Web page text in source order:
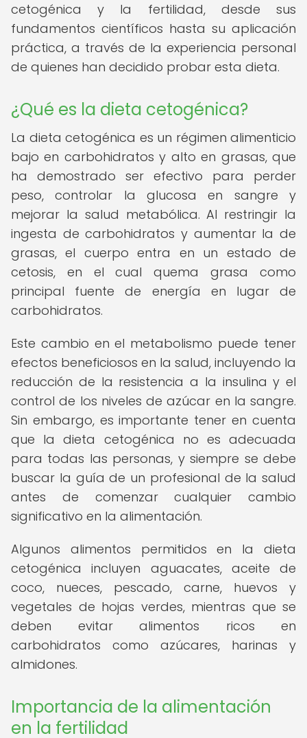
cetogénica y la fertilidad, desde sus
fundamentos científicos hasta su aplicación
práctica, a través de la experiencia personal
de quienes han decidido probar esta dieta.
¿Qué es la dieta cetogénica?
La dieta cetogénica es un régimen alimenticio
bajo en carbohidratos y alto en grasas, que
ha demostrado ser efectivo para perder
peso, controlar la glucosa en sangre y
mejorar la salud metabólica. Al restringir la
ingesta de carbohidratos y aumentar la de
grasas, el cuerpo entra en un estado de
cetosis, en el cual quema grasa como
principal fuente de energía en lugar de
carbohidratos.
Este cambio en el metabolismo puede tener
efectos beneficiosos en la salud, incluyendo la
reducción de la resistencia a la insulina y el
control de los niveles de azúcar en la sangre.
Sin embargo, es importante tener en cuenta
que la dieta cetogénica no es adecuada
para todas las personas, y siempre se debe
buscar la guía de un profesional de la salud
antes de comenzar cualquier cambio
significativo en la alimentación.
Algunos alimentos permitidos en la dieta
cetogénica incluyen aguacates, aceite de
coco, nueces, pescado, carne, huevos y
vegetales de hojas verdes, mientras que se
deben evitar alimentos ricos en
carbohidratos como azúcares, harinas y
almidones.
Importancia de la alimentación
en la fertilidad